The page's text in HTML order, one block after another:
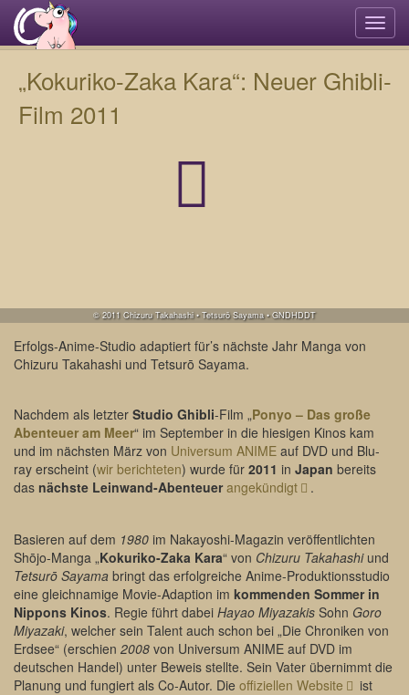
„Kokuriko-Zaka Kara“: Neuer Ghibli-
Film 2011
© 2011 Chizuru Takahashi • Tetsurō Sayama • GNDHDDT
Erfolgs-Anime-Studio adaptiert für’s nächste Jahr Manga von
Chizuru Takahashi und Tetsurō Sayama.
Nachdem als letzter Studio Ghibli-Film „Ponyo – Das große
Abenteuer am Meer“ im September in die hiesigen Kinos kam
und im nächsten März von Universum ANIME auf DVD und Blu-
ray erscheint (wir berichteten) wurde für 2011 in Japan bereits
das nächste Leinwand-Abenteuer angekündigt .
Basieren auf dem 1980 im Nakayoshi-Magazin veröffentlichten
Shōjo-Manga „Kokuriko-Zaka Kara“ von Chizuru Takahashiund
Tetsurō Sayama bringt das erfolgreiche Anime-Produktionsstudio
eine gleichnamige Movie-Adaption im kommenden Sommer in
Nippons Kinos. Regie führt dabei Hayao Miyazakis Sohn Goro
Miyazaki, welcher sein Talent auch schon bei „Die Chroniken von
Erdsee“ (erschien 2008 von Universum ANIME auf DVD im
deutschen Handel) unter Beweis stellte. Sein Vater übernimmt die
Planung und fungiert als Co-Autor. Die offiziellen Website
ist